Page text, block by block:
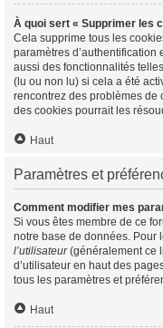
À quoi sert « Supprimer les
Cela supprime tous les
paramètres d’authentification
aussi des fonctionnalités
(lu ou non lu) si cela a été
rencontrez des problèmes de
des cookies pourrait les
Haut
Paramètres et
Comment modifier mes
Si vous êtes membre de ce
notre base de données. Pour
l’utilisateur(généralement ce
d’utilisateur en haut des
tous les paramètres et
Haut